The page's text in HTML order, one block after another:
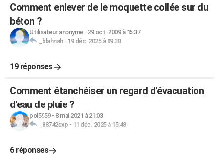
Comment enlever de le moquette collée sur du
béton ?
Utilisateur anonyme- 29 oct. 2009 à 15:37
_blahnah- 19 déc. 2025 à 09:38
19 réponses
Comment étanchéiser un regard d'évacuation
d'eau de pluie ?
pol5959- 8 mai 2021 à 21:03
_88742exp - 11 déc. 2025 à 15:48
6 réponses